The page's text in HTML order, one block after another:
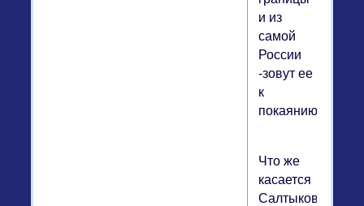
и из
самой
России
-зовут ее
к
покаянию.
Что же
касается
Салтыкова,